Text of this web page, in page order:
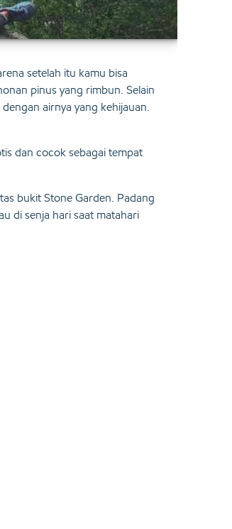
setelah itu kamu bisa
pinus yang rimbun. Selain
airnya yang kehijauan.
dan cocok sebagai tempat
bukit Stone Garden. Padang
di senja hari saat matahari